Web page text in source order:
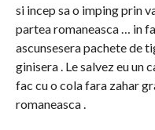
si incep sa o imping prin
partea romaneasca … in
ascunsesera pachete de
ginisera . Le salvez eu un
fac cu o cola fara zahar
romaneasca .